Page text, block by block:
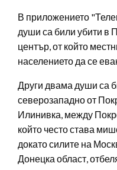
В приложението
души са били убити в
център, от който
населението да се
Други двама души са
северозападно от
Илинивка, между
който често става
докато силите на
Донецка област,